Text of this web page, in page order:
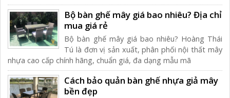
Bộ bàn ghế mây giá bao nhiêu? Địa chỉ
mua giá rẻ
Bộ bàn ghế mây giá bao nhiêu? Hoàng Thái
Tú là đơn vị sản xuất, phân phối nội thất mây
nhựa cao cấp chính hãng, chuẩn giá, đa dạng mẫu mã
Cách bảo quản bàn ghế nhựa giả mây
bền đẹp